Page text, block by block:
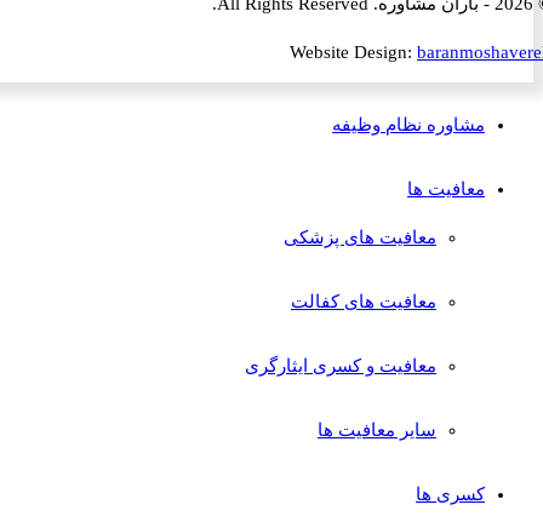
Website Design:
مشاوره نظام وظیفه
معافیت ها
معافیت های پزشکی
معافیت های کفالت
معافیت و کسری ایثارگری
سایر معافیت ها
کسری ها